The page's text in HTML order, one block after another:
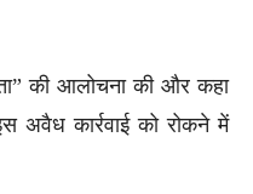
की आलोचना की और कहा
अवैध कार्रवाई को रोकने में